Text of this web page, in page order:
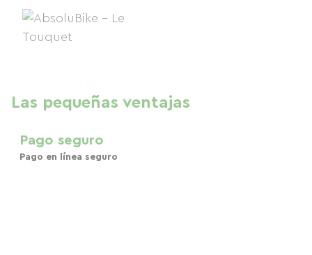
Las pequeñas ventajas
Pago seguro
Pago en línea seguro